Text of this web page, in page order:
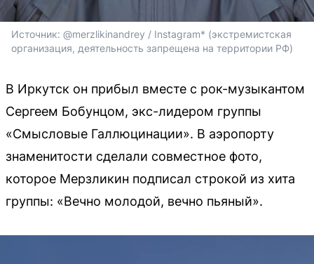
Источник: @merzlikinandrey / Instagram* (экстремистская
организация, деятельность запрещена на территории РФ)
В Иркутск он прибыл вместе с рок-музыкантом
Сергеем Бобунцом, экс-лидером группы
«Смысловые Галлюцинации». В аэропорту
знаменитости сделали совместное фото,
которое Мерзликин подписал строкой из хита
группы: «Вечно молодой, вечно пьяный».